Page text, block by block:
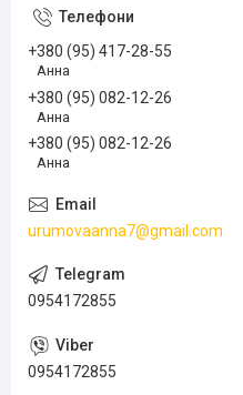
+380 (95) 417-28-55
Анна
+380 (95) 082-12-26
Анна
+380 (95) 082-12-26
Анна
urumovaanna7@gmail.com
0954172855
0954172855